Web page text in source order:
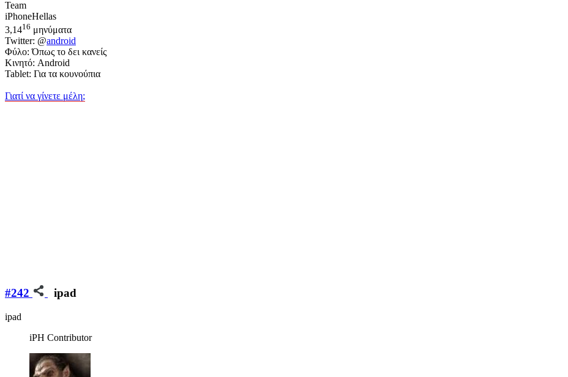
Team
iPhoneHellas
3,1416 μηνύματα
Twitter: @android
Φύλο: Όπως το δει κανείς
Κινητό: Android
Tablet: Για τα κουνούπια
Γιατί να γίνετε μέλη;
#242 ipad
ipad
iPH Contributor